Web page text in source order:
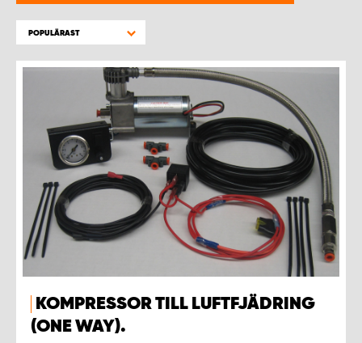
POPULÄRAST
KOMPRESSOR TILL LUFTFJÄDRING
(ONE WAY).
WORK SYSTEM HELSINGBORG
WORK SYSTEM KALMAR
WORK SYSTEM KARLSTAD
WORK SYSTEM KIRUNA
WORK SYSTEM KRISTIANSTAD
WORK SYSTEM LULEÅ